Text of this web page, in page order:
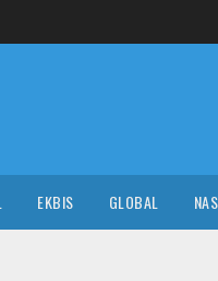
EKBIS GLOBAL